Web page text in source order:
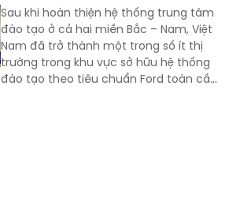
không ngừng nâng cao năng lực cạnh
tranh.
Sau khi hoàn thiện hệ thống trung tâm
đào tạo ở cả hai miền Bắc – Nam, Việt
Nam đã trở thành một trong số ít thị
trường trong khu vực sở hữu hệ thống
đào tạo theo tiêu chuẩn Ford toàn cầu,